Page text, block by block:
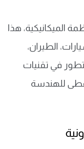
الميكانيكية، هذا
الطيران،
في تقنيات
أعطى للهندسة